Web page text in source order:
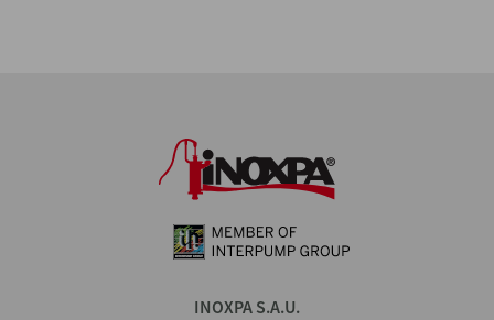
INOXPA S.A.U.